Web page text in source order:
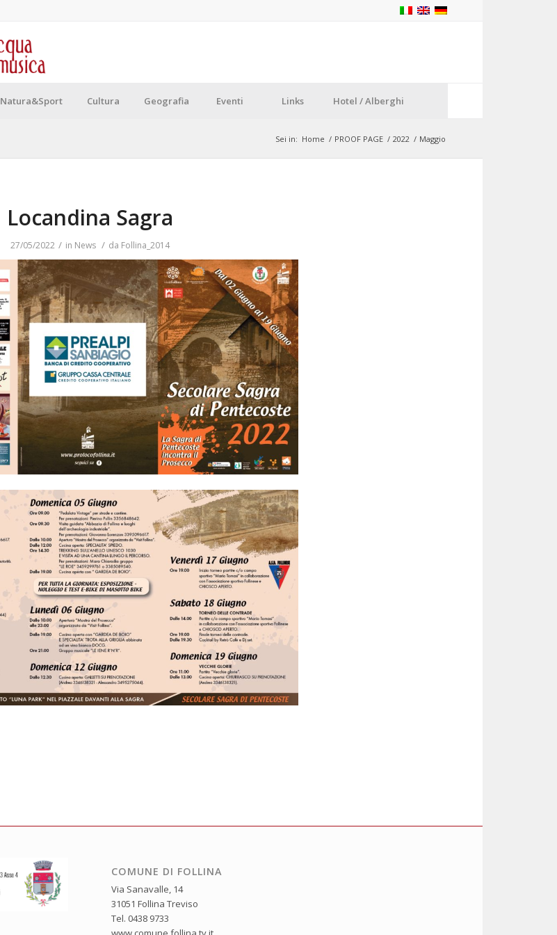
Natura&Sport Cultura Geografia Eventi Links Hotel / Alberghi
Sei in: Home / PROOF PAGE / 2022 / Maggio
Locandina Sagra
27/05/2022 / in News / da Follina_2014
COMUNE DI FOLLINA
Via Sanavalle, 14
31051 Follina Treviso
Tel. 0438 9733